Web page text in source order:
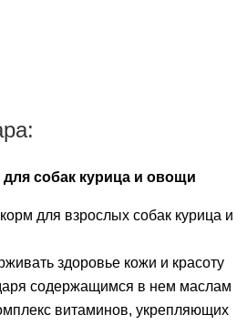
собак курица и овощи
для взрослых собак курица и
здоровье кожи и красоту
содержащимся в нем маслам
витаминов, укрепляющих